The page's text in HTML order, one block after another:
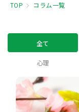
TOP コラム一覧
全て
心理